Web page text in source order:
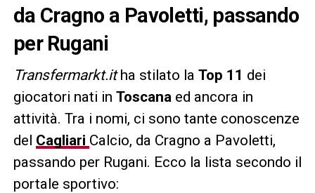
da Cragno a Pavoletti, passando
per Rugani
Transfermarkt.itha stilato la Top 11 dei
giocatori nati in Toscana ed ancora in
attività. Tra i nomi, ci sono tante conoscenze
del Cagliari Calcio, da Cragno a Pavoletti,
passando per Rugani. Ecco la lista secondo il
portale sportivo: